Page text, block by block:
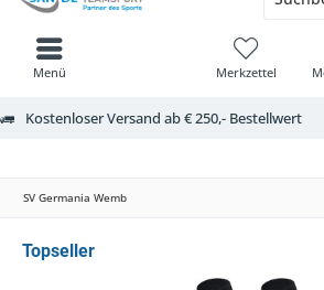
Kostenloser Versand ab € 250,- Bestellwert
Merkzettel
Menü
SV Germania Wemb
Topseller